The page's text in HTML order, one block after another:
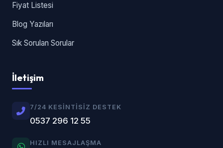
Fiyat Listesi
Blog Yazıları
Sık Sorulan Sorular
İletişim
7/24 KESINTISIZ DESTEK
0537 296 12 55
HIZLI MESAJLAŞMA